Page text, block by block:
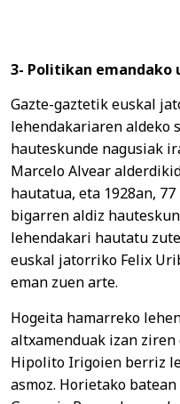
3- Politikan emandako
Gazte-gaztetik euskal
lehendakariaren aldeko
hauteskunde nagusiak
Marcelo Alvear
hautatua, eta 1928an,
bigarren aldiz
lehendakari hautatu
euskal jatorriko Felix
eman zuen arte.
Hogeita hamarreko
altxamenduak izan
Hipolito Irigoien berriz
asmoz. Horietako